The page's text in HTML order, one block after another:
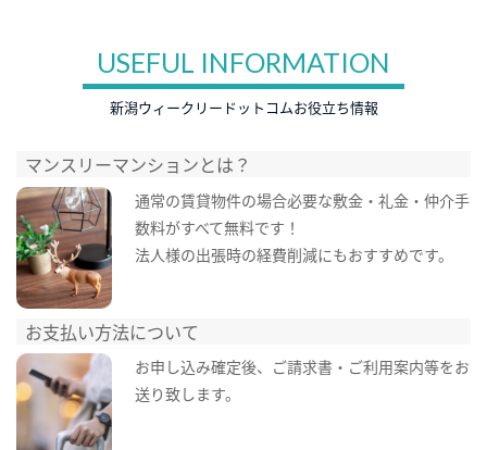
USEFUL INFORMATION
新潟ウィークリードットコムお役立ち情報
マンスリーマンションとは？
通常の賃貸物件の場合必要な敷金・礼金・仲介手
数料がすべて無料です！
法人様の出張時の経費削減にもおすすめです。
お支払い方法について
お申し込み確定後、ご請求書・ご利用案内等をお
送り致します。